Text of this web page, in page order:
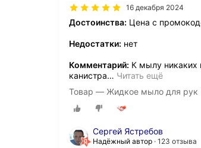
16 декабря 2024
Достоинства: Цена с
Недостатки: нет
Комментарий: К мылу никаких
канистра… Читать ещё
Товар — Жидкое мыло для рук
Сергей Ястребов
Надёжный автор 123 отзыва